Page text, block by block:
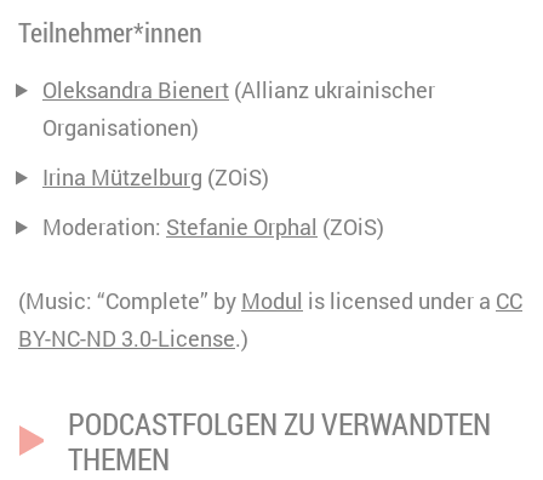
Teilnehmer*innen
Oleksandra Bienert (Allianz ukrainischer
Organisationen)
Irina Mützelburg (ZOiS)
Moderation: Stefanie Orphal (ZOiS)
(Music: “Complete” by Modul is licensed under a CC
BY-NC-ND 3.0-License.)
PODCASTFOLGEN ZU VERWANDTEN
THEMEN